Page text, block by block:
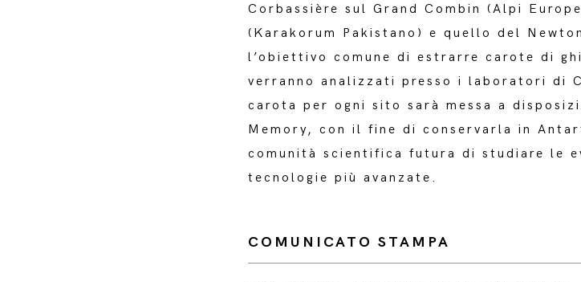
Corbassière sul Grand Combin (Alpi
(Karakorum Pakistano) e quello del
l’obiettivo comune di estrarre carote di
verranno analizzati presso i laboratori di
carota per ogni sito sarà messa a
Memory, con il fine di conservarla in
comunità scientifica futura di studiare le
tecnologie più avanzate.
COMUNICATO STAMPA